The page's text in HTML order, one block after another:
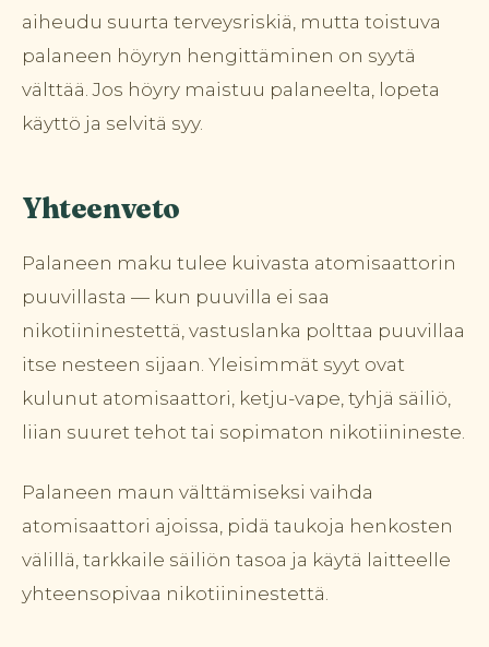
aiheudu suurta terveysriskiä, mutta toistuva
palaneen höyryn hengittäminen on syytä
välttää. Jos höyry maistuu palaneelta, lopeta
käyttö ja selvitä syy.
Yhteenveto
Palaneen maku tulee kuivasta atomisaattorin
puuvillasta — kun puuvilla ei saa
nikotiininestettä, vastuslanka polttaa puuvillaa
itse nesteen sijaan. Yleisimmät syyt ovat
kulunut atomisaattori, ketju-vape, tyhjä säiliö,
liian suuret tehot tai sopimaton nikotiinineste.
Palaneen maun välttämiseksi vaihda
atomisaattori ajoissa, pidä taukoja henkosten
välillä, tarkkaile säiliön tasoa ja käytä laitteelle
yhteensopivaa nikotiininestettä.